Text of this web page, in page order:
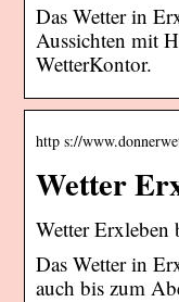
Das Wetter in
Aussichten mit
WetterKontor.
http s://
Wetter
Wetter Erxleben
Das Wetter in
auch bis zum